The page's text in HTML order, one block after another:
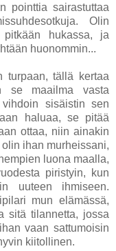
pointtia sairastuttaa
Olin
hukassa, ja
huonommin...
turpaan, tällä kertaa
se maailma vasta
sisäistin sen
haluaa, se pitää
ottaa, niin ainakin
ihan murheissani,
luona maalla,
piristyin, kun
uuteen ihmiseen.
mun elämässä,
sitä tilannetta, jossa
vaan sattumoisin
kiitollinen.